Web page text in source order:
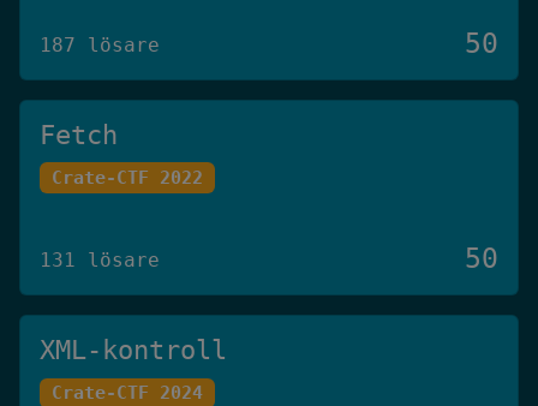
187 lösare 50
Fetch
Crate-CTF 2022
131 lösare 50
XML-kontroll
Crate-CTF 2024